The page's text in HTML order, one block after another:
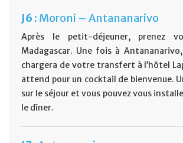
J6 : Moroni – Antananarivo
Après le petit-déjeuner, prenez
Madagascar. Une fois à
chargera de votre transfert à l’hôtel
attend pour un cocktail de bienvenue.
sur le séjour et vous pouvez vous
le dîner.